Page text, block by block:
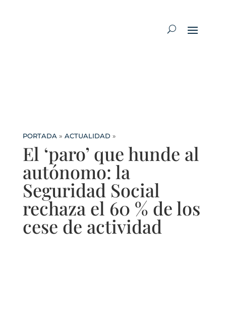
PORTADA» ACTUALIDAD »
El ‘paro’ que hunde al
autónomo: la
Seguridad Social
rechaza el 60 % de los
cese de actividad